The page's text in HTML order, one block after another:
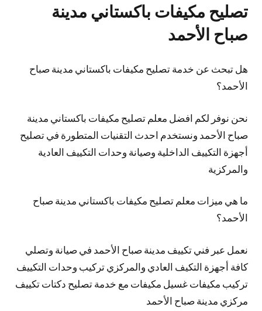
تصليح مكيفات باكستاني مدينة
صباح الأحمد
هل تبحث عن خدمة تصليح مكيفات باكستاني مدينة صباح
الأحمد؟
نحن نوفر لكم افضل معلم تصليح مكيفات باكستاني مدينة
صباح الأحمد ونستخدم احدث التقنيات المتطورة في تصليح
أجهزة التكييف الداخلية وصيانة وحدات التكييف العادية
والمركزية
ما هي ميزات معلم تصليح مكيفات باكستاني مدينة صباح
الأحمد؟
نعمل عبر فني تكييف مدينة صباح الأحمد في صيانة وتصلي
كافة أجهزة التكيف العادي والمركزي تركيب وحدات التكييف
تركيب مكيفات غسيل مكيفات مع خدمة تصليح دكتات تكييف
مركزي مدينة صباح الأحمد